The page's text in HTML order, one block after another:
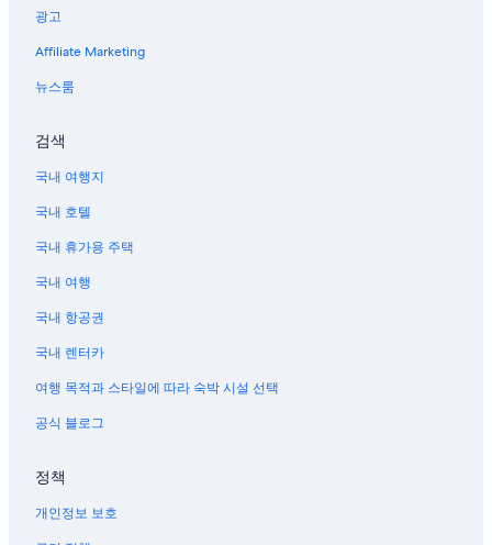
광고
Affiliate Marketing
뉴스룸
검색
국내 여행지
국내 호텔
국내 휴가용 주택
국내 여행
국내 항공권
국내 렌터카
여행 목적과 스타일에 따라 숙박 시설 선택
공식 블로그
정책
개인정보 보호